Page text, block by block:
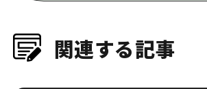
関連する記事